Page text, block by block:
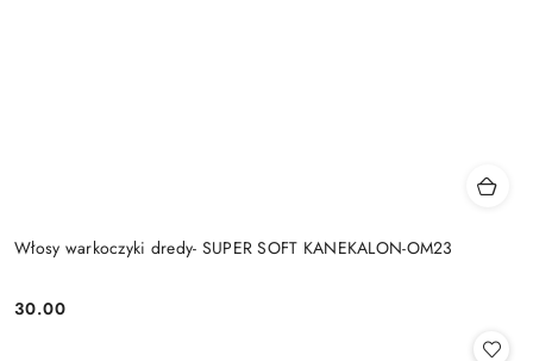
Włosy warkoczyki dredy- SUPER SOFT KANEKALON-OM23
Cena:
30.00